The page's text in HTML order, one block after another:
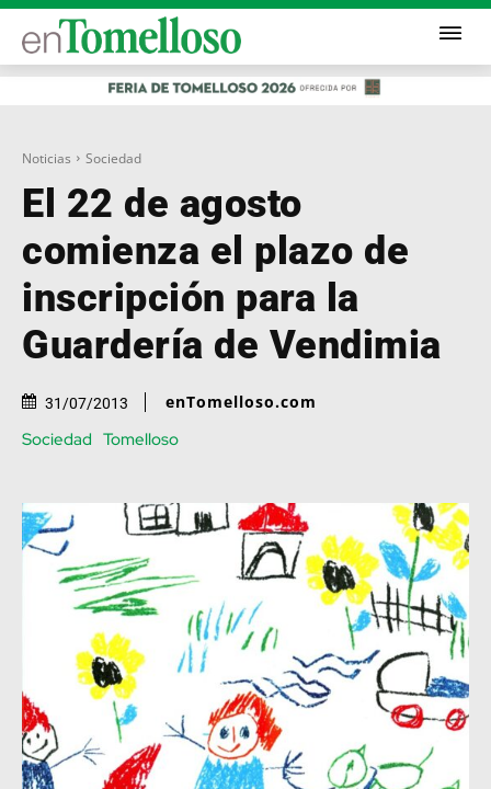
Noticias Sociedad
El 22 de agosto
comienza el plazo de
inscripción para la
Guardería de Vendimia
31/07/2013 enTomelloso.com
Sociedad Tomelloso